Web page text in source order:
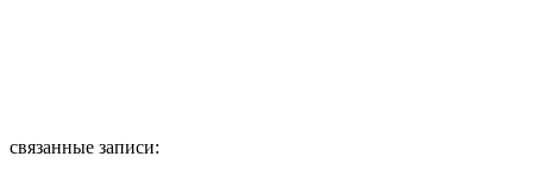
связанные записи: